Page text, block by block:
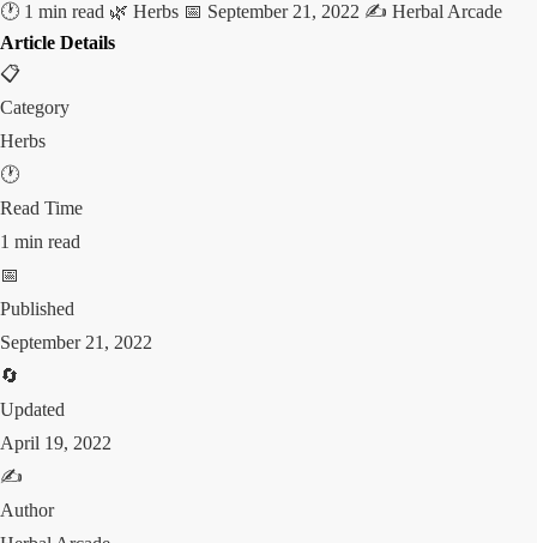
🕐 1 min read 🌿 Herbs 📅 September 21, 2022 ✍️ Herbal Arcade
Article Details
📋
Category
Herbs
🕐
Read Time
1 min read
📅
Published
September 21, 2022
🔄
Updated
April 19, 2022
✍️
Author